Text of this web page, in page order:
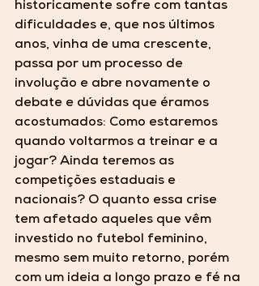
historicamente sofre com tantas
dificuldades e, que nos últimos
anos, vinha de uma crescente,
passa por um processo de
involução e abre novamente o
debate e dúvidas que éramos
acostumados: Como estaremos
quando voltarmos a treinar e a
jogar? Ainda teremos as
competições estaduais e
nacionais? O quanto essa crise
tem afetado aqueles que vêm
investido no futebol feminino,
mesmo sem muito retorno, porém
com um ideia a longo prazo e fé na